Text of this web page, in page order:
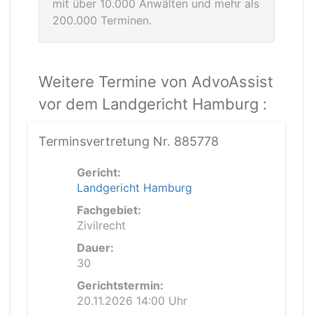
mit über 10.000 Anwälten und mehr als
200.000 Terminen.
Weitere Termine von AdvoAssist
vor dem Landgericht Hamburg :
Terminsvertretung Nr. 885778
Gericht:
Landgericht Hamburg
Fachgebiet:
Zivilrecht
Dauer:
30
Gerichtstermin:
20.11.2026 14:00 Uhr